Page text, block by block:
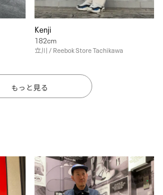
Kenji
182cm
立川 / Reebok Store Tachikawa
もっと見る